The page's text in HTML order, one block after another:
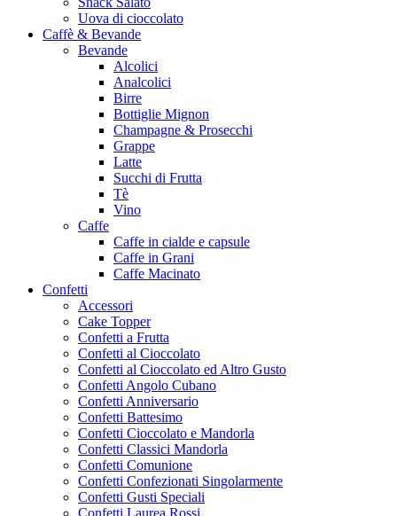
Uova di cioccolato
Caffè & Bevande
Bevande
Alcolici
Analcolici
Birre
Bottiglie Mignon
Champagne & Prosecchi
Grappe
Latte
Succhi di Frutta
Tè
Vino
Caffe
Caffe in cialde e capsule
Caffe in Grani
Caffe Macinato
Confetti
Accessori
Cake Topper
Confetti a Frutta
Confetti al Cioccolato
Confetti al Cioccolato ed Altro Gusto
Confetti Angolo Cubano
Confetti Anniversario
Confetti Battesimo
Confetti Cioccolato e Mandorla
Confetti Classici Mandorla
Confetti Comunione
Confetti Confezionati Singolarmente
Confetti Gusti Speciali
Confetti Laurea Rossi